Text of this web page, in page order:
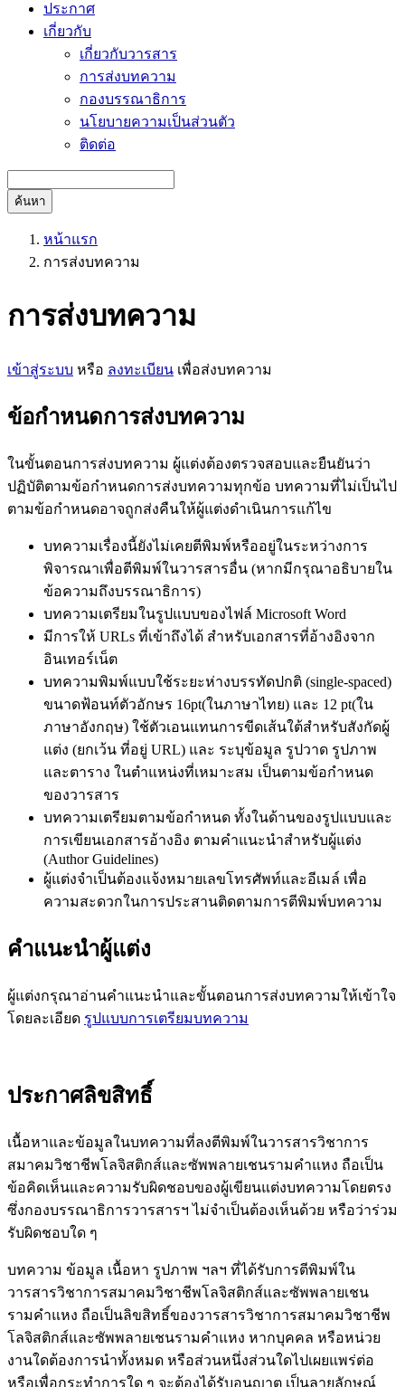
ประกาศ
เกี่ยวกับ
เกี่ยวกับวารสาร
การส่งบทความ
กองบรรณาธิการ
นโยบายความเป็นส่วนตัว
ติดต่อ
ค้นหา
หน้าแรก
การส่งบทความ
การส่งบทความ
เข้าสู่ระบบ หรือ ลงทะเบียน เพื่อส่งบทความ
ข้อกำหนดการส่งบทความ
ในขั้นตอนการส่งบทความ ผู้แต่งต้องตรวจสอบและยืนยันว่า
ปฏิบัติตามข้อกำหนดการส่งบทความทุกข้อ บทความที่ไม่เป็นไป
ตามข้อกำหนดอาจถูกส่งคืนให้ผู้แต่งดำเนินการแก้ไข
บทความเรื่องนี้ยังไม่เคยตีพิมพ์หรืออยู่ในระหว่างการ
พิจารณาเพื่อตีพิมพ์ในวารสารอื่น (หากมีกรุณาอธิบายใน
ข้อความถึงบรรณาธิการ)
บทความเตรียมในรูปแบบของไฟล์ Microsoft Word
มีการให้ URLs ที่เข้าถึงได้ สำหรับเอกสารที่อ้างอิงจาก
อินเทอร์เน็ต
บทความพิมพ์แบบใช้ระยะห่างบรรทัดปกติ (single-spaced)
ขนาดฟ้อนท์ตัวอักษร 16pt(ในภาษาไทย) และ 12 pt(ใน
ภาษาอังกฤษ) ใช้ตัวเอนแทนการขีดเส้นใต้สำหรับสังกัดผู้
แต่ง (ยกเว้น ที่อยู่ URL) และ ระบุข้อมูล รูปวาด รูปภาพ
และตาราง ในตำแหน่งที่เหมาะสม เป็นตามข้อกำหนด
ของวารสาร
บทความเตรียมตามข้อกำหนด ทั้งในด้านของรูปแบบและ
การเขียนเอกสารอ้างอิง ตามคำแนะนำสำหรับผู้แต่ง
(Author Guidelines)
ผู้แต่งจำเป็นต้องแจ้งหมายเลขโทรศัพท์และอีเมล์ เพื่อ
ความสะดวกในการประสานติดตามการตีพิมพ์บทความ
คำแนะนำผู้แต่ง
ผู้แต่งกรุณาอ่านคำแนะนำและขั้นตอนการส่งบทความให้เข้าใจ
โดยละเอียด รูปแบบการเตรียมบทความ
ประกาศลิขสิทธิ์
เนื้อหาและข้อมูลในบทความที่ลงตีพิมพ์ในวารสารวิชาการ
สมาคมวิชาชีพโลจิสติกส์และซัพพลายเชนรามคำแหง ถือเป็น
ข้อคิดเห็นและความรับผิดชอบของผู้เขียนแต่งบทความโดยตรง
ซึ่งกองบรรณาธิการวารสารฯ ไม่จำเป็นต้องเห็นด้วย หรือว่าร่วม
รับผิดชอบใด ๆ
บทความ ข้อมูล เนื้อหา รูปภาพ ฯลฯ ที่ได้รับการตีพิมพ์ใน
วารสารวิชาการสมาคมวิชาชีพโลจิสติกส์และซัพพลายเชน
รามคำแหง ถือเป็นลิขสิทธิ์ของวารสารวิชาการสมาคมวิชาชีพ
โลจิสติกส์และซัพพลายเชนรามคำแหง หากบุคคล หรือหน่วย
งานใดต้องการนำทั้งหมด หรือส่วนหนึ่งส่วนใดไปเผยแพร่ต่อ
หรือเพื่อกระทำการใด ๆ จะต้องได้รับอนุญาต เป็นลายลักษณ์